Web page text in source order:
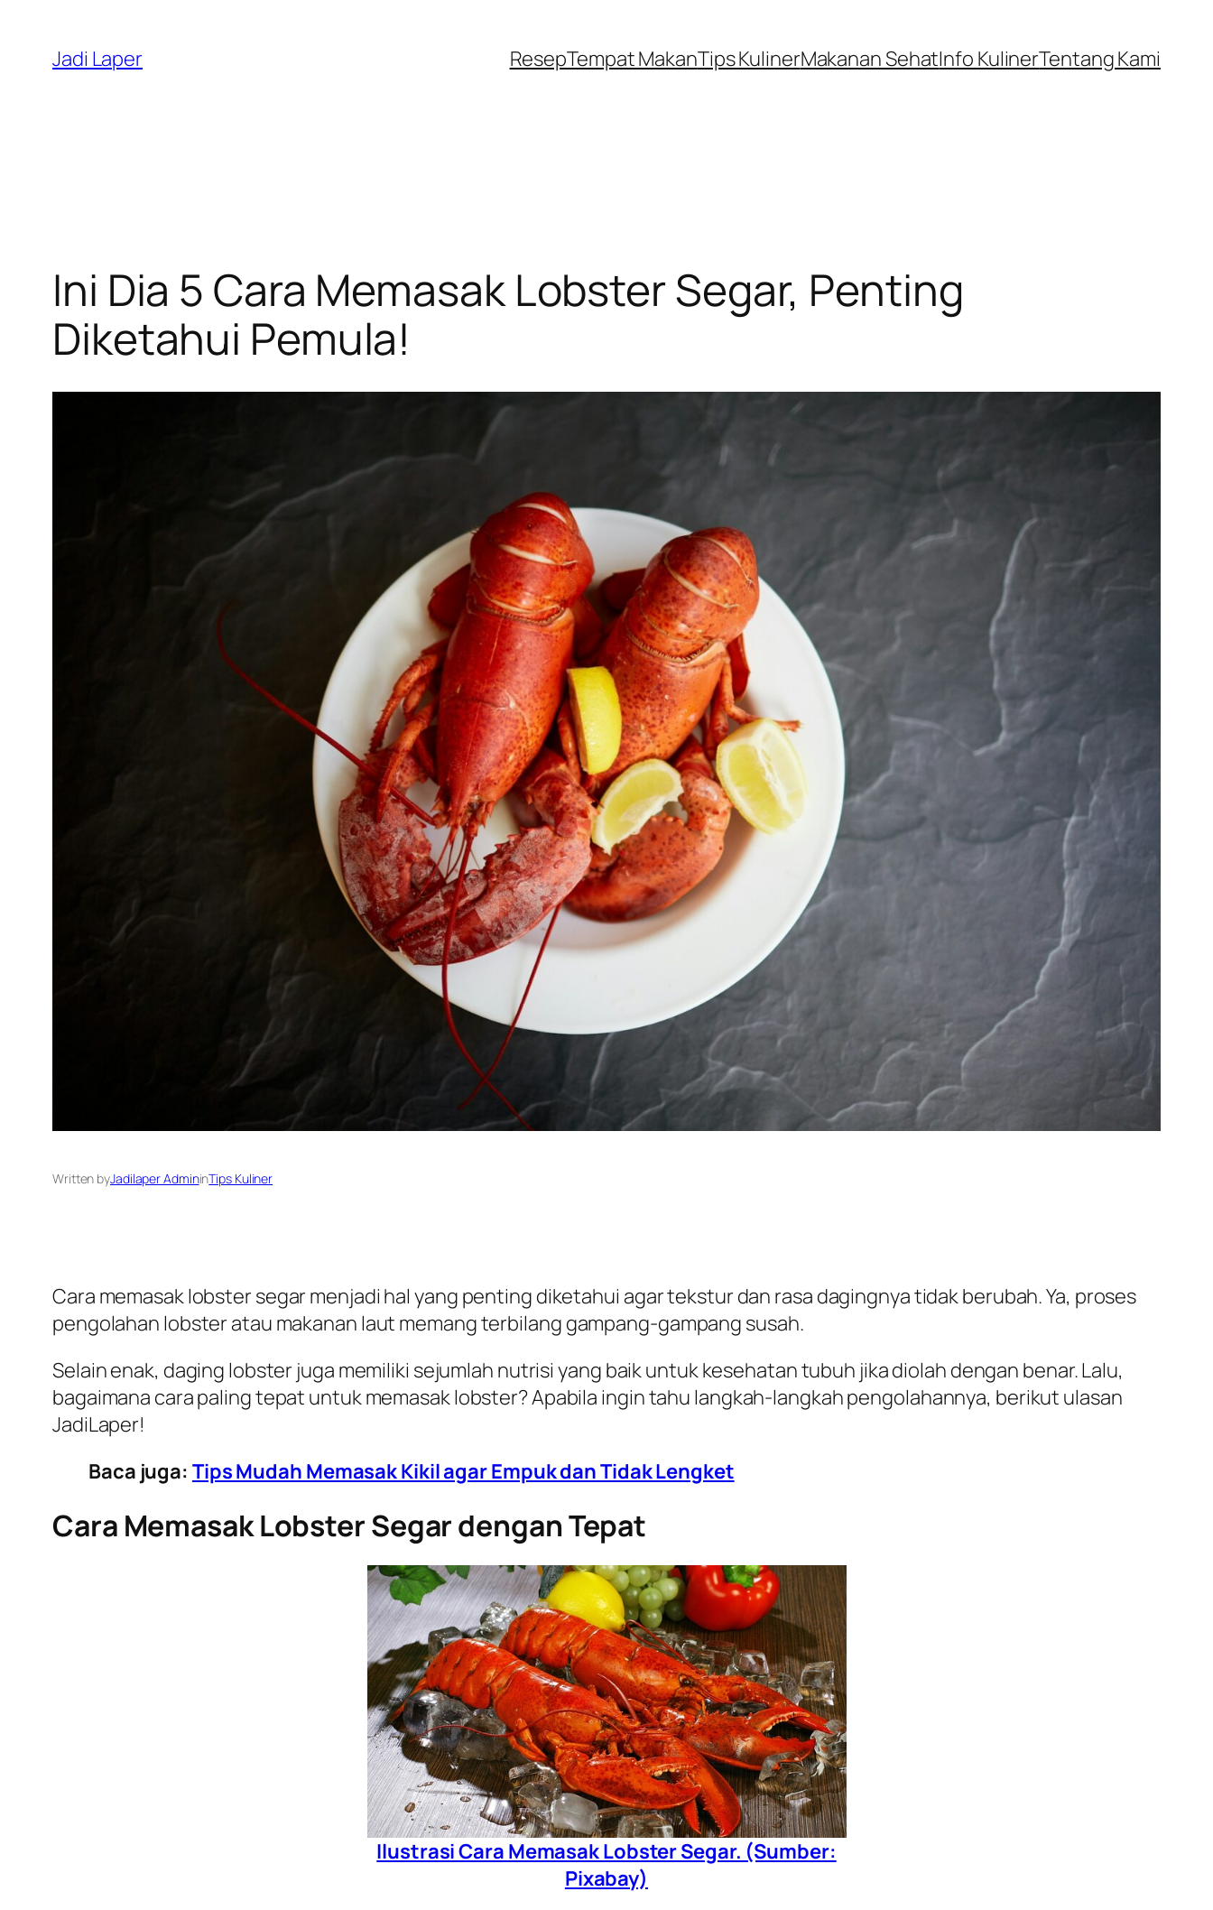
content
Jadi Laper ResepTempat MakanTips KulinerMakanan SehatInfo KulinerTentang Kami
Ini Dia 5 Cara Memasak Lobster Segar, Penting
Diketahui Pemula!
Written byJadilaper AdmininTips Kuliner
Cara memasak lobster segar menjadi hal yang penting diketahui agar tekstur dan rasa dagingnya tidak berubah. Ya, proses
pengolahan lobster atau makanan laut memang terbilang gampang-gampang susah.
Selain enak, daging lobster juga memiliki sejumlah nutrisi yang baik untuk kesehatan tubuh jika diolah dengan benar. Lalu,
bagaimana cara paling tepat untuk memasak lobster? Apabila ingin tahu langkah-langkah pengolahannya, berikut ulasan
JadiLaper!
Baca juga: Tips Mudah Memasak Kikil agar Empuk dan Tidak Lengket
Cara Memasak Lobster Segar dengan Tepat
Ilustrasi Cara Memasak Lobster Segar. (Sumber:
Pixabay)